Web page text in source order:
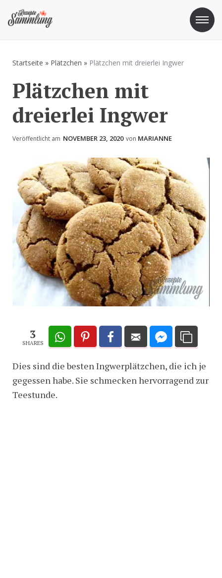
Inhalt
Startseite » Plätzchen » Plätzchen mit dreierlei Ingwer
Plätzchen mit
dreierlei Ingwer
Veröffentlicht am NOVEMBER 23, 2020 von MARIANNE
3
SHARES
Dies sind die besten Ingwerplätzchen, die ich je
gegessen habe. Sie schmecken hervorragend zur
Teestunde.